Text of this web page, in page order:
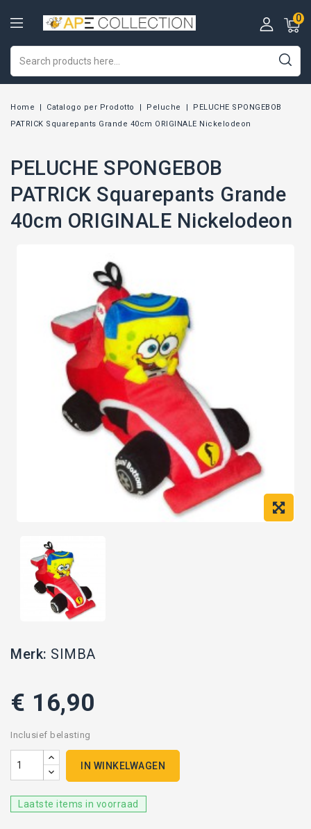
0
Home Catalogo per Prodotto Peluche
PELUCHE SPONGEBOB
PATRICK Squarepants Grande 40cm ORIGINALE Nickelodeon
PELUCHE SPONGEBOB
PATRICK Squarepants Grande
40cm ORIGINALE Nickelodeon
Merk: SIMBA
€ 16,90
Inclusief belasting
IN WINKELWAGEN
Laatste items in voorraad